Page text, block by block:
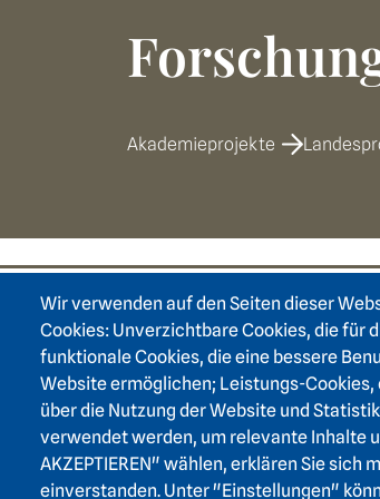
Wir verwenden auf den Seiten dieser
Cookies: Unverzichtbare Cookies, die für
funktionale Cookies, die eine bessere
Website ermöglichen; Leistungs-
über die Nutzung der Website und
verwendet werden, um relevante Inhalte
AKZEPTIEREN" wählen, erklären Sie sich
einverstanden. Unter "Einstellungen"
Akademieprojekte
Footer